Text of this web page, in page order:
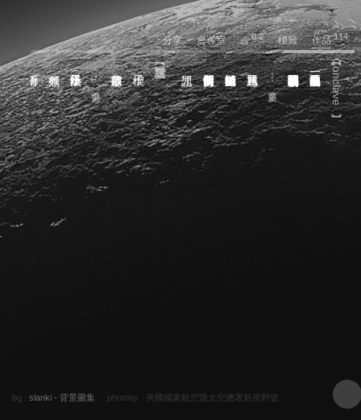
分享 會客室 0.2 標籤 作品 114
︻Conclave︼
⋯ 更多
⋯ 更多
夏至－鬼
bg : slanki - 背景圖集 photoby : 美國國家航空暨太空總署新視野號